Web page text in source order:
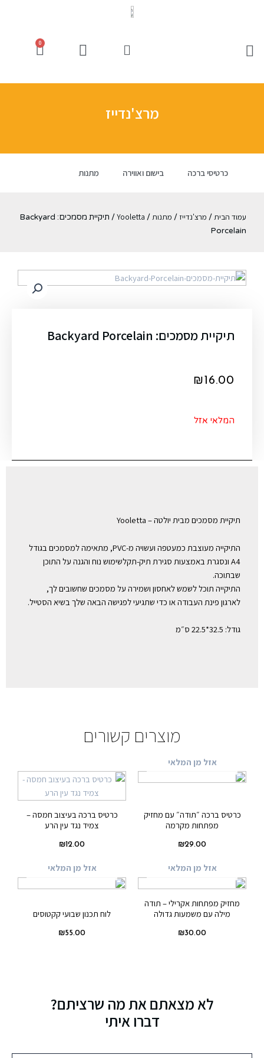
0
מרצ'נדייז
כרטיסי ברכה בישום ואווירה מתנות
עמוד הבית/ מרצ'נדייז / מתנות/
Yooletta
/ תיקיית מסמכים: Backyard
Porcelain
תיקיית מסמכים: Backyard Porcelain
₪16.00
המלאי אזל
תיקיית מסמכים מבית יולטה – Yooletta
התיקייה מעוצבת כמעטפה ועשויה מ-PVC, מתאימה למסמכים בגודל
A4 ונסגרת באמצעות סגירת תיק-תקלשימוש נוח והגנה על התוכן
שבתוכה.
התיקייה תוכל לשמש לאחסון ושמירה על מסמכים שחשובים לך,
לארגון פינת העבודה או כדי שתגיעי לפגישה הבאה שלך בשיא הסטייל.
גודל: 32.5*22.5 ס״מ
מוצרים קשורים
אזל מן המלאי
כרטיס ברכה ״תודה״ עם מחזיק
מפתחות מקרמה
₪29.00
כרטיס ברכה בעיצוב חמסה –
צמיד נגד עין הרע
₪12.00
אזל מן המלאי
מחזיק מפתחות אקרילי – תודה
מילה עם משמעות גדולה
₪30.00
אזל מן המלאי
לוח תכנון שבועי קקטוסים
₪55.00
לא מצאתם את מה שרציתם?
דברו איתי